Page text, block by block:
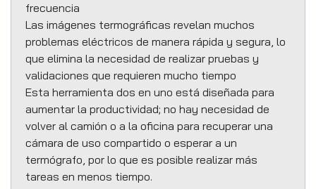
frecuencia
Las imágenes termográficas revelan muchos
problemas eléctricos de manera rápida y segura, lo
que elimina la necesidad de realizar pruebas y
validaciones que requieren mucho tiempo
Esta herramienta dos en uno está diseñada para
aumentar la productividad; no hay necesidad de
volver al camión o a la oficina para recuperar una
cámara de uso compartido o esperar a un
termógrafo, por lo que es posible realizar más
tareas en menos tiempo.